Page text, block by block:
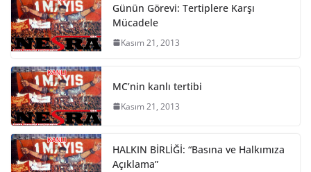
Günün Görevi: Tertiplere Karşı
Mücadele
Kasım 21, 2013
MC’nin kanlı tertibi
Kasım 21, 2013
HALKIN BİRLİĞİ: “Basına ve Halkımıza
Açıklama”